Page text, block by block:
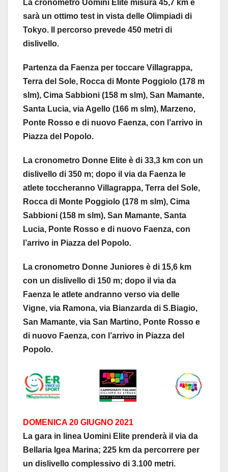
La cronometro Uomini Elite misura 45,7 km e
sarà un ottimo test in vista delle Olimpiadi di
Tokyo. Il percorso prevede 450 metri di
dislivello.
Partenza da Faenza per toccare Villagrappa,
Terra del Sole, Rocca di Monte Poggiolo (178 m
slm), Cima Sabbioni (158 m slm), San Mamante,
Santa Lucia, via Agello (166 m slm), Marzeno,
Ponte Rosso e di nuovo Faenza, con l’arrivo in
Piazza del Popolo.
La cronometro Donne Elite è di 33,3 km con un
dislivello di 350 m; dopo il via da Faenza le
atlete toccheranno Villagrappa, Terra del Sole,
Rocca di Monte Poggiolo (178 m slm), Cima
Sabbioni (158 m slm), San Mamante, Santa
Lucia, Ponte Rosso e di nuovo Faenza, con
l’arrivo in Piazza del Popolo.
La cronometro Donne Juniores è di 15,6 km
con un dislivello di 150 m; dopo il via da
Faenza le atlete andranno verso via delle
Vigne, via Ramona, via Bianzarda di S.Biagio,
San Mamante, via San Martino, Ponte Rosso e
di nuovo Faenza, con l’arrivo in Piazza del
Popolo.
DOMENICA 20 GIUGNO 2021
La gara in linea Uomini Elite prenderà il via da
Bellaria Igea Marina; 225 km da percorrere per
un dislivello complessivo di 3.100 metri.